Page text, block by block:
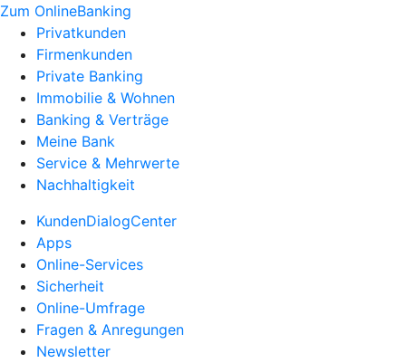
Zum OnlineBanking
Privatkunden
Firmenkunden
Private Banking
Immobilie & Wohnen
Banking & Verträge
Meine Bank
Service & Mehrwerte
Nachhaltigkeit
KundenDialogCenter
Apps
Online-Services
Sicherheit
Online-Umfrage
Fragen & Anregungen
Newsletter